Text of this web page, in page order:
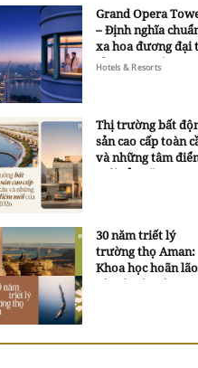
Grand Opera
– Định nghĩa
xa hoa đương đại
Sheraton Saigon
Hotels & Resorts
Thị trường bất
sản cao cấp toàn
và những tâm
mới của năm 2026
30 năm triết lý
trường thọ Aman:
Khoa học hoãn lão
và trí tuệ ngàn xưa